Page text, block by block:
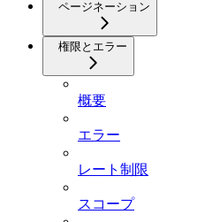
ページネーション
権限とエラー
概要
エラー
レート制限
スコープ